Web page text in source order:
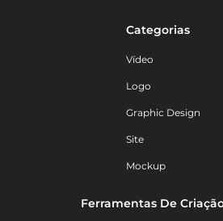
Categorias
Vídeo
Logo
Graphic Design
Site
Mockup
Ferramentas De